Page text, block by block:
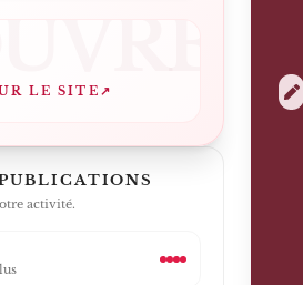
LE SITE ↗
activité.